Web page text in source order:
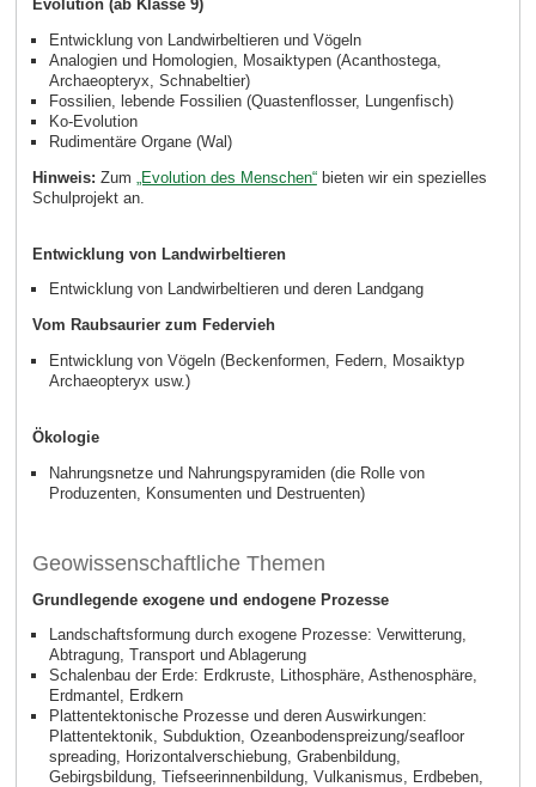
Evolution (ab Klasse 9)
Entwicklung von Landwirbeltieren und Vögeln
Analogien und Homologien, Mosaiktypen (Acanthostega,
Archaeopteryx, Schnabeltier)
Fossilien, lebende Fossilien (Quastenflosser, Lungenfisch)
Ko-Evolution
Rudimentäre Organe (Wal)
Hinweis: Zum „Evolution des Menschen“bieten wir ein spezielles
Schulprojekt an.
Entwicklung von Landwirbeltieren
Entwicklung von Landwirbeltieren und deren Landgang
Vom Raubsaurier zum Federvieh
Entwicklung von Vögeln (Beckenformen, Federn, Mosaiktyp
Archaeopteryx usw.)
Ökologie
Nahrungsnetze und Nahrungspyramiden (die Rolle von
Produzenten, Konsumenten und Destruenten)
Geowissenschaftliche Themen
Grundlegende exogene und endogene Prozesse
Landschaftsformung durch exogene Prozesse: Verwitterung,
Abtragung, Transport und Ablagerung
Schalenbau der Erde: Erdkruste, Lithosphäre, Asthenosphäre,
Erdmantel, Erdkern
Plattentektonische Prozesse und deren Auswirkungen:
Plattentektonik, Subduktion, Ozeanbodenspreizung/seafloor
spreading, Horizontalverschiebung, Grabenbildung,
Gebirgsbildung, Tiefseerinnenbildung, Vulkanismus, Erdbeben,